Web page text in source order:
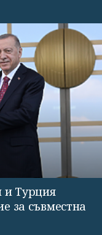
и Турция
за съвместна